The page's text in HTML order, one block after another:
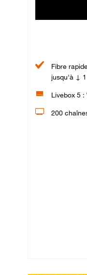
Fibre
jusqu'à ↓
Livebox 5 :
200